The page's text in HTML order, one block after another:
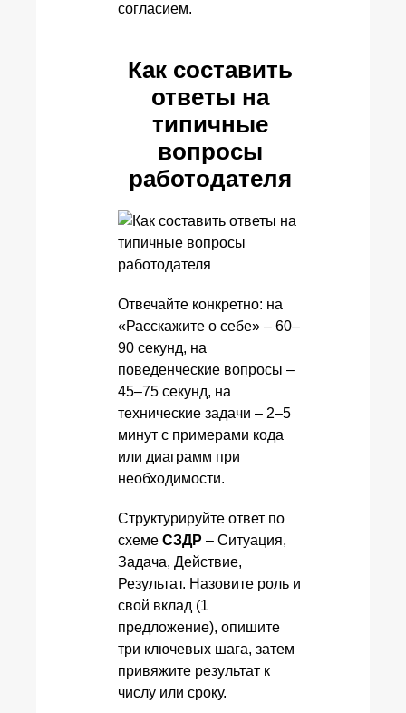
согласием.
Как составить
ответы на
типичные
вопросы
работодателя
Отвечайте конкретно: на
«Расскажите о себе» – 60–
90 секунд, на
поведенческие вопросы –
45–75 секунд, на
технические задачи – 2–5
минут с примерами кода
или диаграмм при
необходимости.
Структурируйте ответ по
схеме СЗДР – Ситуация,
Задача, Действие,
Результат. Назовите роль и
свой вклад (1
предложение), опишите
три ключевых шага, затем
привяжите результат к
числу или сроку.